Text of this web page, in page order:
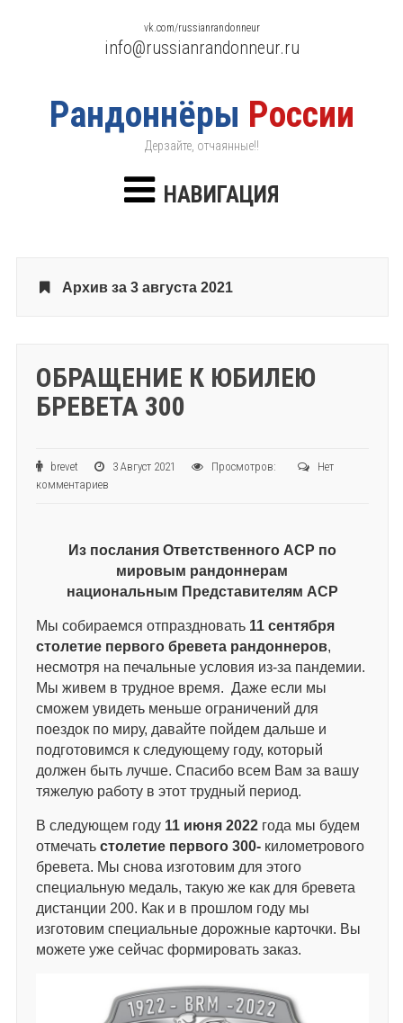
Рандоннёры России
Дерзайте, отчаянные!!
vk.com/russianrandonneur
info@russianrandonneur.ru
НАВИГАЦИЯ
Архив за 3 августа 2021
ОБРАЩЕНИЕ К ЮБИЛЕЮ
БРЕВЕТА 300
brevet 3 Август 2021 Просмотров:
Нет
комментариев
Из послания Ответственного АСР по
мировым рандоннерам
национальным Представителям АСР
Мы собираемся отпраздновать 11 сентября
столетие первого бревета рандоннеров,
несмотря на печальные условия из-за пандемии.
Мы живем в трудное время. Даже если мы
сможем увидеть меньше ограничений для
поездок по миру, давайте пойдем дальше и
подготовимся к следующему году, который
должен быть лучше. Спасибо всем Вам за вашу
тяжелую работу в этот трудный период.
В следующем году 11 июня 2022года мы будем
отмечать столетие первого 300-километрового
бревета. Мы снова изготовим для этого
специальную медаль, такую же как для бревета
дистанции 200. Как и в прошлом году мы
изготовим специальные дорожные карточки. Вы
можете уже сейчас формировать заказ.